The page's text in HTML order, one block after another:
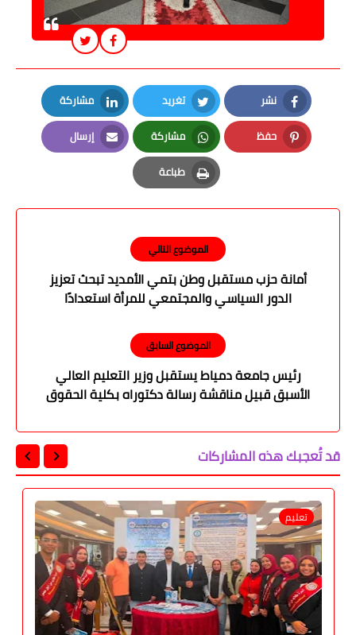
نشر
Facebook
تغريد
Twitter
مشاركة
LinkedIn
حفظ
Pinterest
مشاركة
Whatsapp
إرسال
Email
طباعة
Print
الموضوع التالي
أمانة حزب مستقبل وطن بتمي الأمديد تبحث تعزيز
الدور السياسي والمجتمعي للمرأة استعدادًا
للاستحقاقات المقبلة
الموضوع السابق
رئيس جامعة دمياط يستقبل وزير التعليم العالي
الأسبق قبيل مناقشة رسالة دكتوراه بكلية الحقوق
قد تُعجبك هذه المشاركات
تعليم